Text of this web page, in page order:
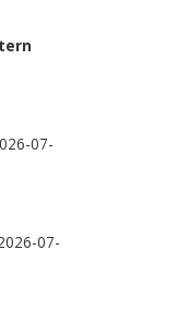
07-
07-